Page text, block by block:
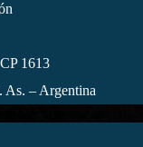
1613
As. – Argentina